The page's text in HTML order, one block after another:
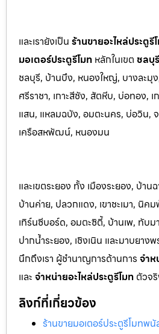
และเรายังเป็น ร้านขายอะไหล่ประตูรี
มอเตอร์ประตูรีโมท หลักในเขต ชลบุรี
ชลบุรี, บ้านบึง, หนองใหญ่, บางละมุ
ศรีราชา, เกาะสีชัง, สัตหีบ, บ่อทอง, เ
แสน, แหลมฉบัง, อมตะนคร, บ่อวิน,
เครือสหพัฒน์, หนองมน
และเขตระยอง ทั้ง เมืองระยอง, บ้า
บ้านค่าย, ปลวกแดง, เขาชะเมา, นิ
เทิร์นซีบอร์ด, อมตะซิตี้, บ้านเพ, ทับม
ปากน้ำระยอง, เชิงเนิน และมาบยาง
นึกถึงเรา ผู้ชำนาญการด้านการ จำห
และ จำหน่ายอะไหล่ประตูรีโมท ตัวจ
ลิงก์ที่เกี่ยวข้อง
ร้านขายมอเตอร์ประตูรีโมทพ